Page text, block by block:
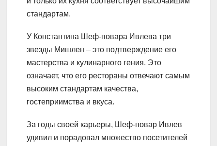
стандартам.
У Константина Шеф-повара Ивлева три
звезды Мишлен – это подтверждение его
мастерства и кулинарного гения. Это
означает, что его рестораны отвечают самым
высоким стандартам качества,
гостеприимства и вкуса.
За годы своей карьеры, Шеф-повар Ивлев
удивил и порадовал множество посетителей